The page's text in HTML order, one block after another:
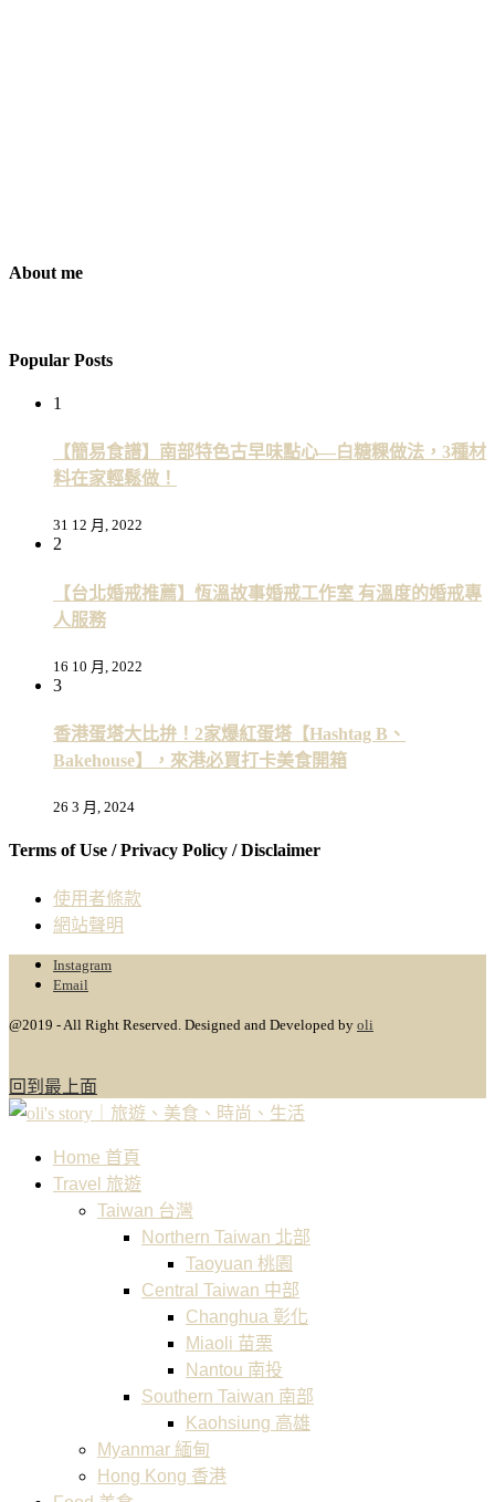
About me
Popular Posts
1
【簡易食譜】南部特色古早味點心—白糖粿做法，3種材
料在家輕鬆做！
31 12 月, 2022
2
【台北婚戒推薦】恆溫故事婚戒工作室 有溫度的婚戒專
人服務
16 10 月, 2022
3
香港蛋塔大比拚！2家爆紅蛋塔【Hashtag B、
Bakehouse】，來港必買打卡美食開箱
26 3 月, 2024
Terms of Use / Privacy Policy / Disclaimer
使用者條款
網站聲明
Instagram
Email
@2019 - All Right Reserved. Designed and Developed by oli
回到最上面
Home 首頁
Travel 旅遊
Taiwan 台灣
Northern Taiwan 北部
Taoyuan 桃園
Central Taiwan 中部
Changhua 彰化
Miaoli 苗栗
Nantou 南投
Southern Taiwan 南部
Kaohsiung 高雄
Myanmar 緬甸
Hong Kong 香港